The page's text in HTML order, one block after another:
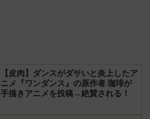
【皮肉】ダンスがダサいと炎上したア
ニメ『ワンダンス』の原作者 珈琲が
手描きアニメを投稿→絶賛される！